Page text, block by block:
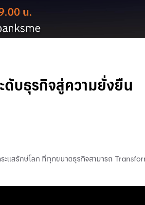
บธุรกิจสู่ความยั่งยืน
สรักษ์โลก ที่ทุกขนาดธุรกิจสามารถ